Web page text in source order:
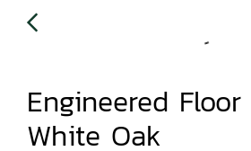
Engineered
White Oak